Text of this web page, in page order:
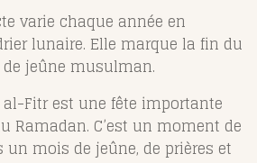
varie chaque année en
lunaire. Elle marque la fin du
jeûne musulman.
al-Fitr est une fête importante
Ramadan. C’est un moment de
un mois de jeûne, de prières et